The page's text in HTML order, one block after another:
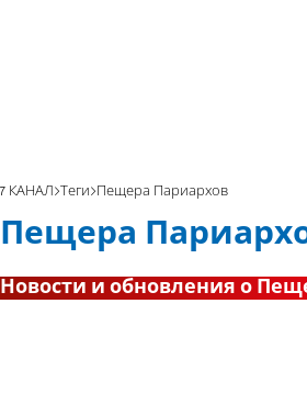
7 КАНАЛ Теги Пещера Париархов
Пещера
Новости и обновления о